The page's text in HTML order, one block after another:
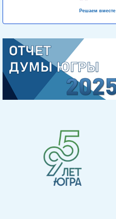
Решаем вместе